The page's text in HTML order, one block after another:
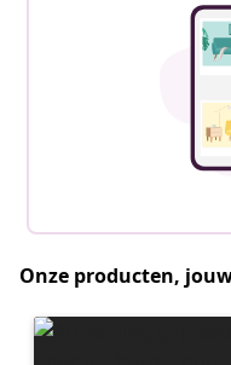
Onze producten,